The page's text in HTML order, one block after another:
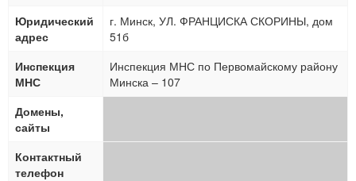
Юридический
адрес
г. Минск, УЛ. ФРАНЦИСКА СКОРИНЫ, дом
51б
Инспекция
МНС
Инспекция МНС по Первомайскому району
Минска – 107
Домены,
сайты
Контактный
телефон